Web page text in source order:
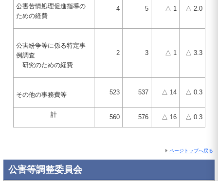
公害苦情処理促進指導の
ための経費
4 5 △ 1 △ 2.0
公害紛争等に係る特定事
例調査
研究のための経費
2 3 △ 1 △ 3.3
その他の事務費等 523 537 △ 14 △ 0.3
計 560 576 △ 16 △ 0.3
ページトップへ戻る
公害等調整委員会